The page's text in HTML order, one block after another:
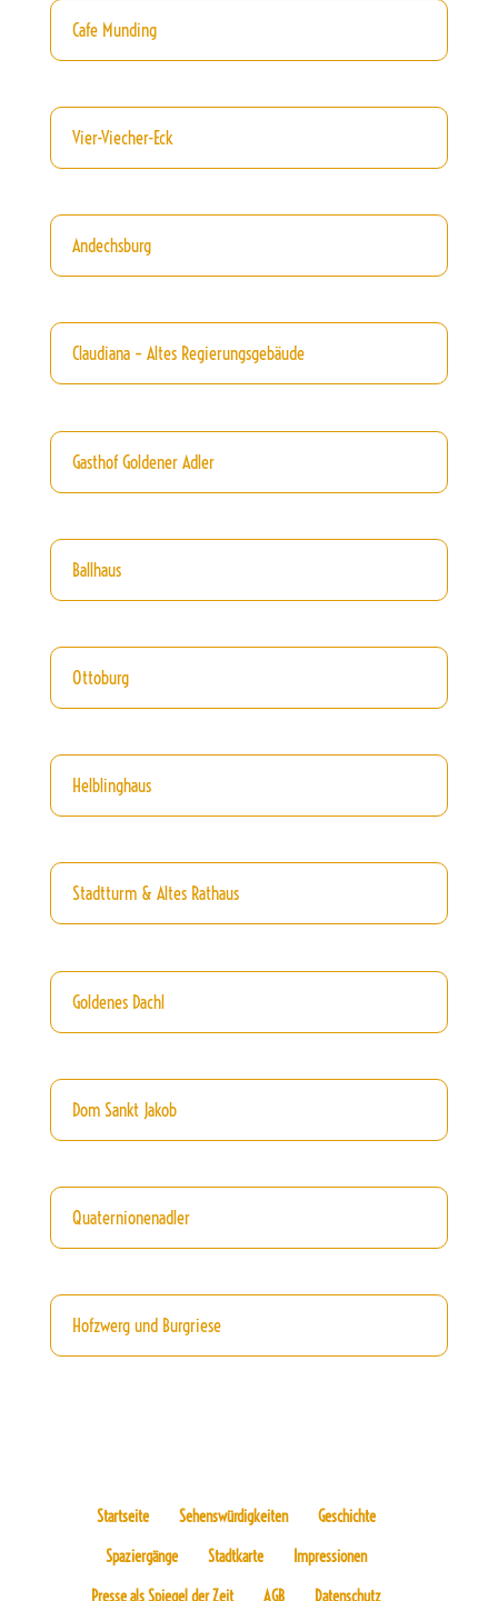
Cafe Munding
Vier-Viecher-Eck
Andechsburg
Claudiana – Altes Regierungsgebäude
Gasthof Goldener Adler
Ballhaus
Ottoburg
Helblinghaus
Stadtturm & Altes Rathaus
Goldenes Dachl
Dom Sankt Jakob
Quaternionenadler
Hofzwerg und Burgriese
Startseite Sehenswürdigkeiten
Geschichte
Spaziergänge
Stadtkarte
Impressionen
Presse als Spiegel der Zeit
AGB Datenschutz